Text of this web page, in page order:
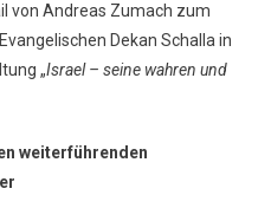
von Andreas Zumach zum
Dekan Schalla in
„Israel – seine wahren und
weiterführenden